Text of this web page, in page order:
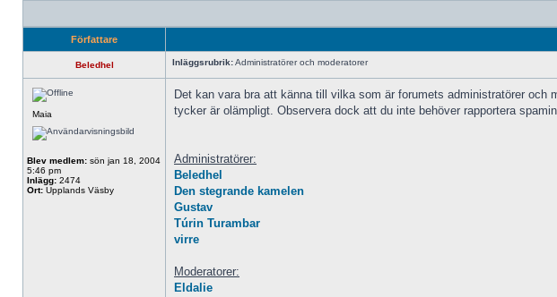
Författare
Beledhel Inläggsrubrik:Administratörer och moderatorer
Maia
Blev medlem: sön jan 18, 2004
5:46 pm
Inlägg: 2474
Ort: Upplands Väsby
Det kan vara bra att känna till vilka som är forumets administratörer
tycker är olämpligt. Observera dock att du inte behöver rapportera
Administratörer:
Beledhel
Den stegrande kamelen
Gustav
Túrin Turambar
virre
Moderatorer:
Eldalie